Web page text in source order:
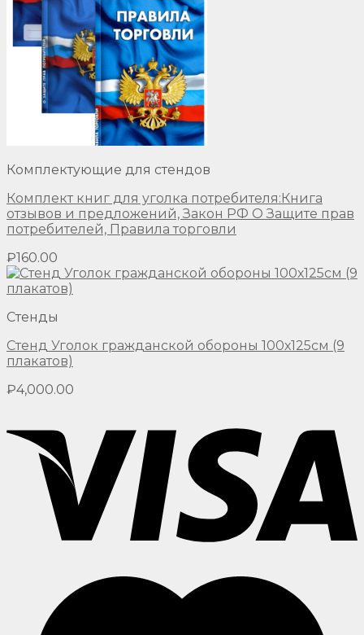
Комплектующие для стендов
Комплект книг для уголка потребителя:Книга
отзывов и предложений, Закон РФ О Защите прав
потребителей, Правила торговли
₽160.00
Стенды
Стенд Уголок гражданской обороны 100х125см (9
плакатов)
₽4,000.00